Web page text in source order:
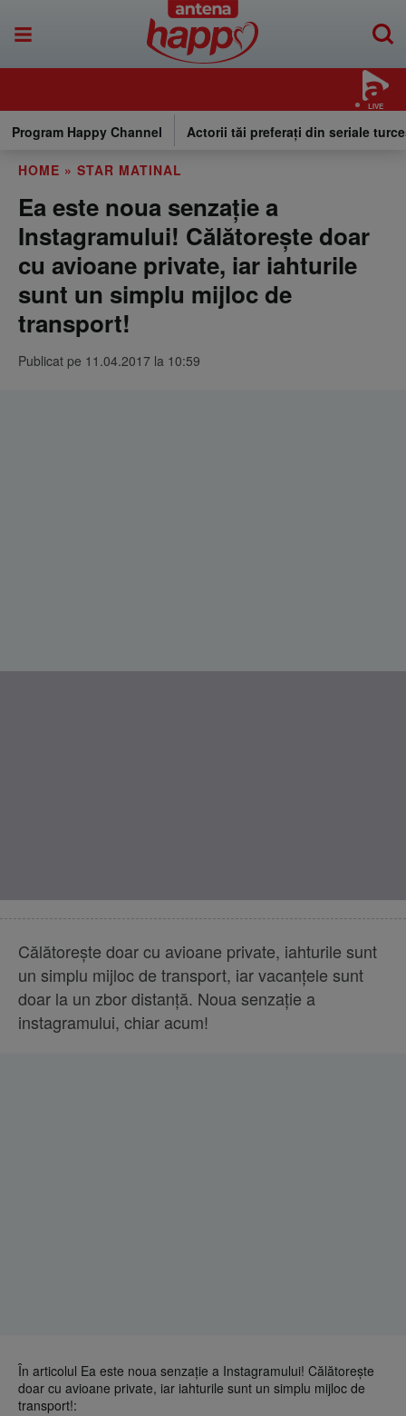
LIVE
Program Happy Channel Actorii tăi preferați din seriale
HOME » STAR MATINAL
Ea este noua senzaţie a
Instagramului! Călătoreşte doar
cu avioane private, iar iahturile
sunt un simplu mijloc de
transport!
Publicat pe 11.04.2017 la 10:59
Călătoreşte doar cu avioane private, iahturile sunt
un simplu mijloc de transport, iar vacanţele sunt
doar la un zbor distanţă. Noua senzaţie a
instagramului, chiar acum!
În articolul Ea este noua senzaţie a Instagramului! Călătoreşte
doar cu avioane private, iar iahturile sunt un simplu mijloc de
transport!: